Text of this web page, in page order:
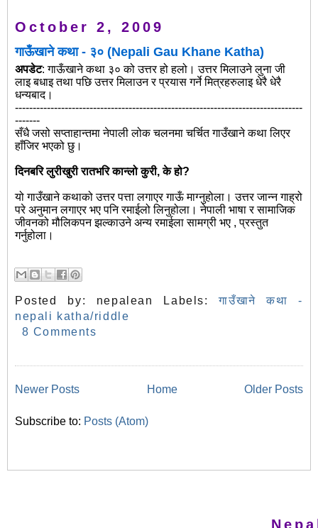
October 2, 2009
गाऊँखाने कथा - ३० (Nepali Gau Khane Katha)
अपडेट: गाऊँखाने कथा ३० को उत्तर हो हलो। उत्तर मिलाउने लुना जी
लाइ बधाइ तथा पछि उत्तर मिलाउन र प्रयास गर्ने मित्रहरुलाइ धेरै धेरै
धन्यबाद।
---------------------------------------------------------------------------------
-------
सँधै जसो सप्ताहान्तमा नेपाली लोक चलनमा चर्चित गाउँखाने कथा लिएर
हाँजिर भएको छु।
दिनबरि लुरीखुरी रातभरि कान्लो कुरी, के हो?
यो गाउँखाने कथाको उत्तर पत्ता लगाएर गाऊँ माग्नुहोला। उत्तर जान्न गाह्रो
परे अनुमान लगाएर भए पनि रमाईलो लिनुहोला। नेपाली भाषा र सामाजिक
जीवनको मौलिकपन झल्काउने अन्य रमाईला सामग्री भए , प्रस्तुत
गर्नुहोला।
Posted by: nepalean Labels:गाउँखाने कथा -
nepali katha/riddle
8 Comments
Newer Posts Older Posts
Home
Subscribe to: Posts (Atom)